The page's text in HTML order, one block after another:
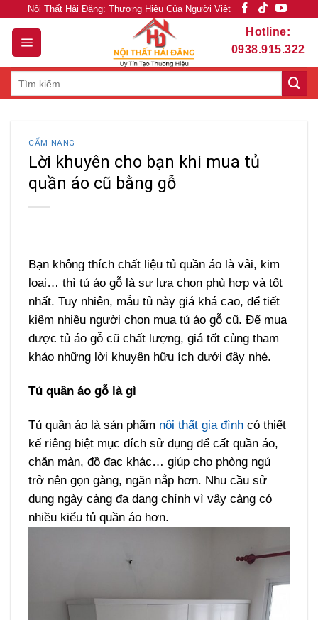
content
Nội Thất Hải Đăng: Thương Hiệu Của Người Việt
Hotline:
0938.915.322
CẨM NANG
Lời khuyên cho bạn khi mua tủ
quần áo cũ bằng gỗ
Bạn không thích chất liệu tủ quần áo là vải, kim
loại… thì tủ áo gỗ là sự lựa chọn phù hợp và tốt
nhất. Tuy nhiên, mẫu tủ này giá khá cao, để tiết
kiệm nhiều người chọn mua tủ áo gỗ cũ. Để mua
được tủ áo gỗ cũ chất lượng, giá tốt cùng tham
khảo những lời khuyên hữu ích dưới đây nhé.
Tủ quần áo gỗ là gì
Tủ quần áo là sản phẩm nội thất gia đình có thiết
kế riêng biệt mục đích sử dụng để cất quần áo,
chăn màn, đồ đạc khác… giúp cho phòng ngủ
trở nên gọn gàng, ngăn nắp hơn. Nhu cầu sử
dụng ngày càng đa dạng chính vì vậy càng có
nhiều kiểu tủ quần áo hơn.